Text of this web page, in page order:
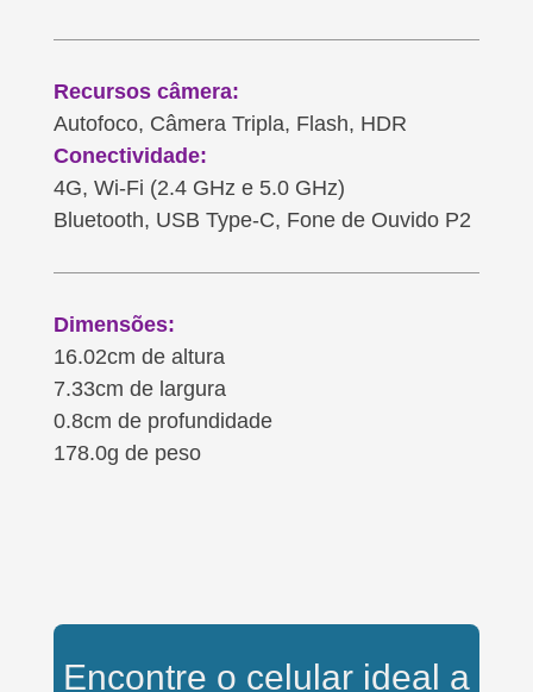
Recursos câmera:
Autofoco, Câmera Tripla, Flash, HDR
Conectividade:
4G, Wi-Fi (2.4 GHz e 5.0 GHz)
Bluetooth, USB Type-C, Fone de Ouvido P2
Dimensões:
16.02cm de altura
7.33cm de largura
0.8cm de profundidade
178.0g de peso
Encontre o celular ideal a